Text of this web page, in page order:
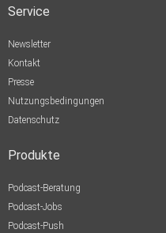
Service
Newsletter
Kontakt
Presse
Nutzungsbedingungen
Datenschutz
Produkte
Podcast-Beratung
Podcast-Jobs
Podcast-Push